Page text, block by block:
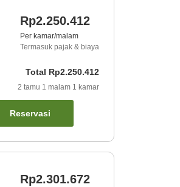
Rp2.250.412
Per kamar/malam
Termasuk pajak & biaya
Total Rp2.250.412
2 tamu 1 malam 1 kamar
Reservasi
Rp2.301.672